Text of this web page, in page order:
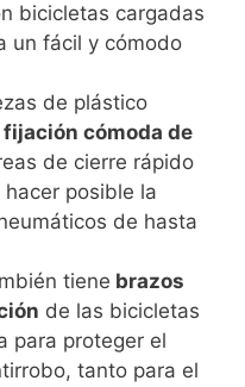
bicicletas cargadas
un fácil y cómodo
de plástico
fijación cómoda de
de cierre rápido
posible la
de hasta
tiene brazos
de las bicicletas
para proteger el
tanto para el